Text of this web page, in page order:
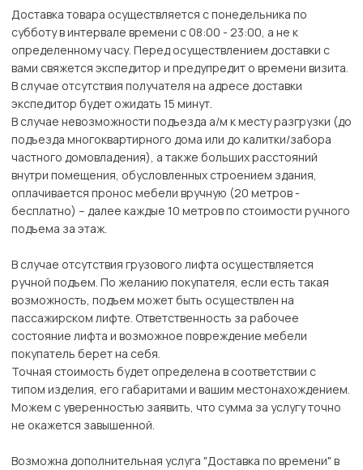
Доставка товара осуществляется с понедельника по
субботу в интервале времени с 08:00 - 23:00, а не к
определенному часу. Перед осуществлением доставки с
вами свяжется экспедитор и предупредит о времени визита.
В случае отсутствия получателя на адресе доставки
экспедитор будет ожидать 15 минут.
В случае невозможности подъезда а/м к месту разгрузки (до
подъезда многоквартирного дома или до калитки/забора
частного домовладения), а также больших расстояний
внутри помещения, обусловленных строением здания,
оплачивается пронос мебели вручную (20 метров -
бесплатно) – далее каждые 10 метров по стоимости ручного
подъема за этаж.
В случае отсутствия грузового лифта осуществляется
ручной подъем. По желанию покупателя, если есть такая
возможность, подъем может быть осуществлен на
пассажирском лифте. Ответственность за рабочее
состояние лифта и возможное повреждение мебели
покупатель берет на себя.
Точная стоимость будет определена в соответствии с
типом изделия, его габаритами и вашим местонахождением.
Можем с уверенностью заявить, что сумма за услугу точно
не окажется завышенной.
Возможна дополнительная услуга "Доставка по времени" в